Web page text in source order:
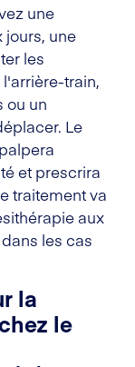
une
jours, une
les
train,
ou un
Le
et prescrira
traitement va
aux
les cas
la
le